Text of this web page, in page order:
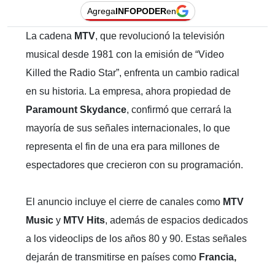
AgregaINFOPODERen
La cadena MTV, que revolucionó la televisión
musical desde 1981 con la emisión de “Video
Killed the Radio Star”, enfrenta un cambio radical
en su historia. La empresa, ahora propiedad de
Paramount Skydance, confirmó que cerrará la
mayoría de sus señales internacionales, lo que
representa el fin de una era para millones de
espectadores que crecieron con su programación.
El anuncio incluye el cierre de canales como MTV
Music y MTV Hits, además de espacios dedicados
a los videoclips de los años 80 y 90. Estas señales
dejarán de transmitirse en países como Francia,